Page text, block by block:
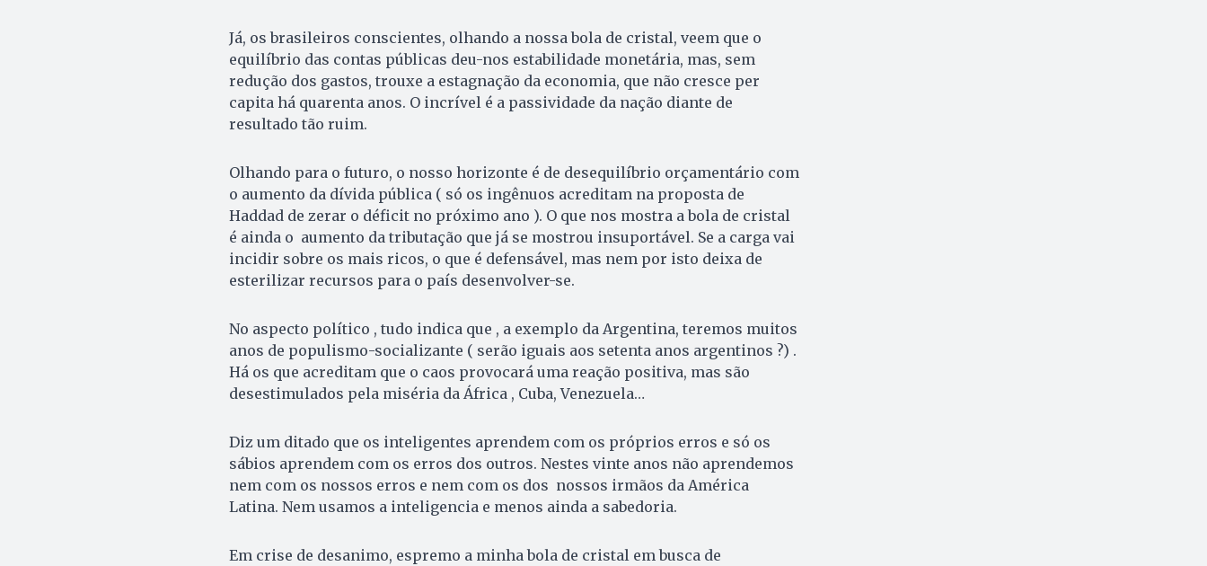
Já, os brasileiros conscientes, olhando a nossa bola de cristal, veem que o
equilíbrio das contas públicas deu-nos estabilidade monetária, mas, sem
redução dos gastos, trouxe a estagnação da economia, que não cresce per
capita há quarenta anos. O incrível é a passividade da nação diante de
resultado tão ruim.
Olhando para o futuro, o nosso horizonte é de desequilíbrio orçamentário com
o aumento da dívida pública ( só os ingênuos acreditam na proposta de
Haddad de zerar o déficit no próximo ano ). O que nos mostra a bola de cristal
é ainda o aumento da tributação que já se mostrou insuportável. Se a carga vai
incidir sobre os mais ricos, o que é defensável, mas nem por isto deixa de
esterilizar recursos para o país desenvolver-se.
No aspecto político , tudo indica que , a exemplo da Argentina, teremos muitos
anos de populismo-socializante ( serão iguais aos setenta anos argentinos ?) .
Há os que acreditam que o caos provocará uma reação positiva, mas são
desestimulados pela miséria da África , Cuba, Venezuela…
Diz um ditado que os inteligentes aprendem com os próprios erros e só os
sábios aprendem com os erros dos outros. Nestes vinte anos não aprendemos
nem com os nossos erros e nem com os dos nossos irmãos da América
Latina. Nem usamos a inteligencia e menos ainda a sabedoria.
Em crise de desanimo, espremo a minha bola de cristal em busca de